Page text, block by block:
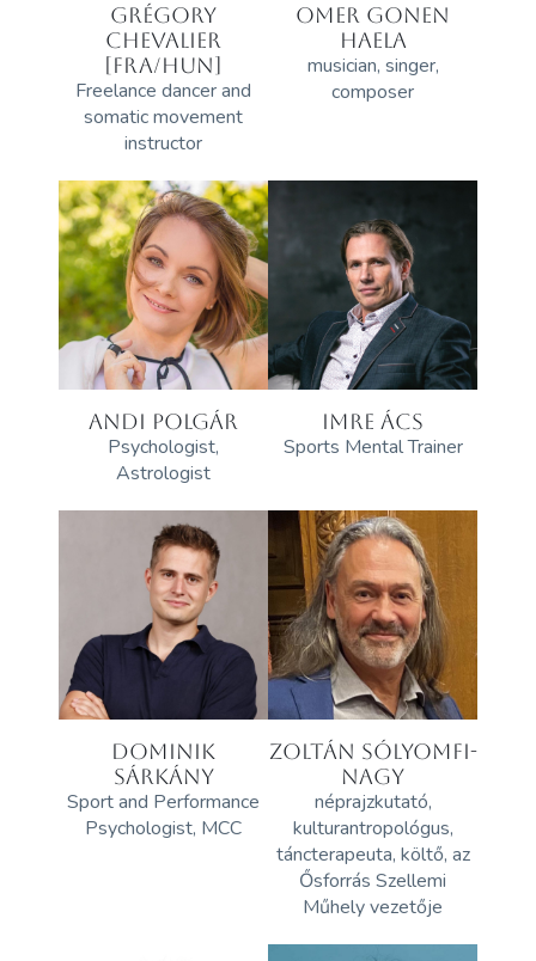
GRÉGORY
CHEVALIER
[FRA/HUN]
Freelance dancer and
somatic movement
instructor
OMER GONEN
HAELA
musician, singer,
composer
ANDI POLGÁR
Psychologist,
Astrologist
IMRE ÁCS
Sports Mental Trainer
DOMINIK
SÁRKÁNY
Sport and Performance
Psychologist, MCC
ZOLTÁN SÓLYOMFI-
NAGY
néprajzkutató,
kulturantropológus,
táncterapeuta, költő, az
Ősforrás Szellemi
Műhely vezetője